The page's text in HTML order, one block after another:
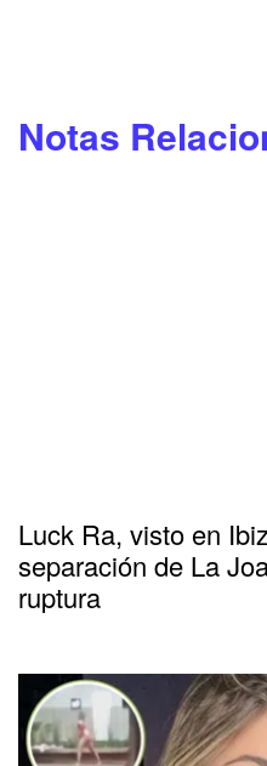
Notas
Luck Ra, visto en
separación de La
ruptura